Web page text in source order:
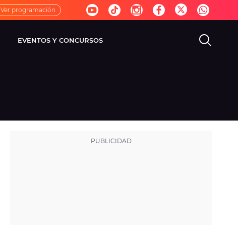
Ver programación
EVENTOS Y CONCURSOS